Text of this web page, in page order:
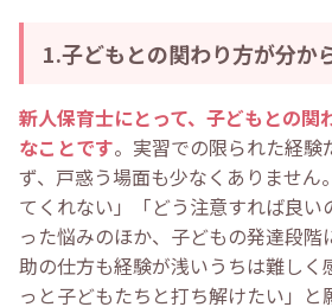
1.子どもとの関わり方が分か
新人保育士にとって、子どもとの関
なことです。実習での限られた経験
ず、戸惑う場面も少なくありません
てくれない」「どう注意すれば良い
った悩みのほか、子どもの発達段階
助の仕方も経験が浅いうちは難しく
っと子どもたちと打ち解けたい」と